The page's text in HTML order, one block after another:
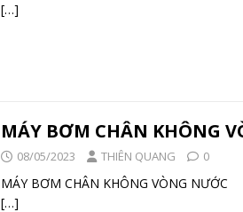
[…]
MÁY BƠM CHÂN KHÔNG
08/05/2023 THIÊN QUANG 0
MÁY BƠM CHÂN KHÔNG
[…]